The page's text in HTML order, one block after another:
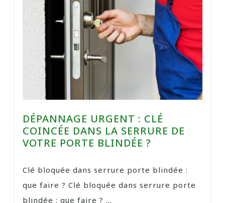
DÉPANNAGE URGENT : CLÉ
COINCÉE DANS LA SERRURE DE
VOTRE PORTE BLINDÉE ?
Clé bloquée dans serrure porte blindée :
que faire ? Clé bloquée dans serrure porte
blindée : que faire ? ...